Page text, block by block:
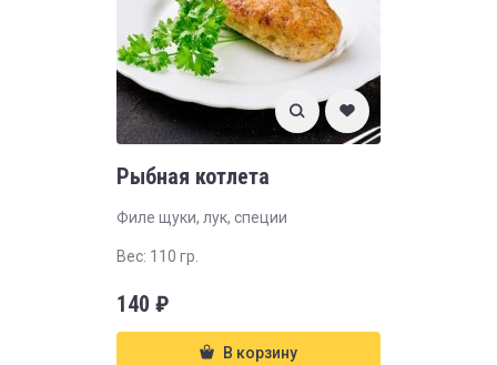
Рыбная котлета
Филе щуки, лук, специи
Вес: 110 гр.
140 ₽
В корзину